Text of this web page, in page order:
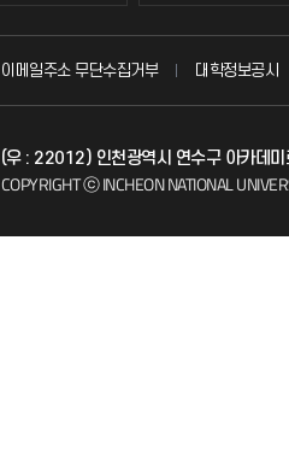
묻고 답하기
자주 묻는 질문
이메일주소 무단수집거부 대학정보공시
(우 : 22012) 인천광역시 연수구 아카데
COPYRIGHT ⓒ INCHEON NATIONAL